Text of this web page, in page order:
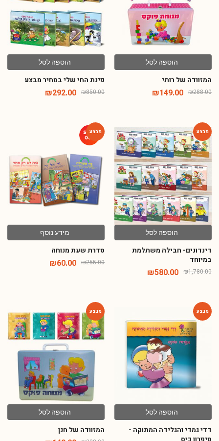
הוספה לסל
המזוודה של רותי
₪288.00
₪149.00
הוספה לסל
פינת החי שלי במחיר מבצע
₪850.00
₪292.00
-67%
הוספה לסל
דינדונים- חבילה משתלמת
במיוחד
₪1,780.00
₪580.00
מידע נוסף
סדרת שעת מנוחה
₪255.00
₪60.00
הוספה לסל
דדי גמדי והגלידה המתוקה -
-48%
הוספה לסל
המזוודה של חנן